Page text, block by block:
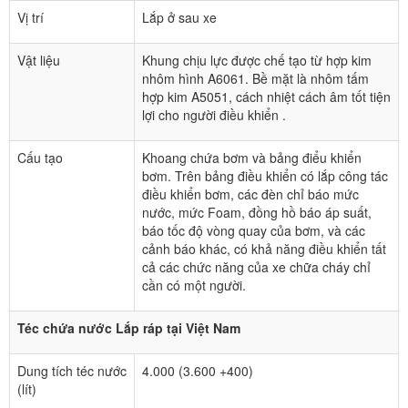
Vị trí Lắp ở sau xe
Vật liệu
Khung chịu lực được chế tạo từ hợp kim
nhôm hình A6061. Bề mặt là nhôm tấm
hợp kim A5051, cách nhiệt cách âm tốt tiện
lợi cho người điều khiển .
Cấu tạo
Khoang chứa bơm và bảng điểu khiển
bơm. Trên bảng điều khiển có lắp công tác
điều khiển bơm, các đèn chỉ báo mức
nước, mức Foam, đồng hồ báo áp suất,
báo tốc độ vòng quay của bơm, và các
cảnh báo khác, có khả năng điều khiển tất
cả các chức năng của xe chữa cháy chỉ
cần có một người.
Téc chứa nước Lắp ráp tại Việt Nam
Dung tích téc nước
(lít)
4.000 (3.600 +400)